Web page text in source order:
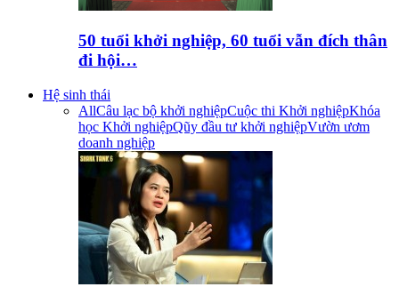
50 tuổi khởi nghiệp, 60 tuổi vẫn đích thân
đi hội…
Hệ sinh thái
AllCâu lạc bộ khởi nghiệpCuộc thi Khởi nghiệpKhóa
học Khởi nghiệpQũy đầu tư khởi nghiệpVườn ươm
doanh nghiệp